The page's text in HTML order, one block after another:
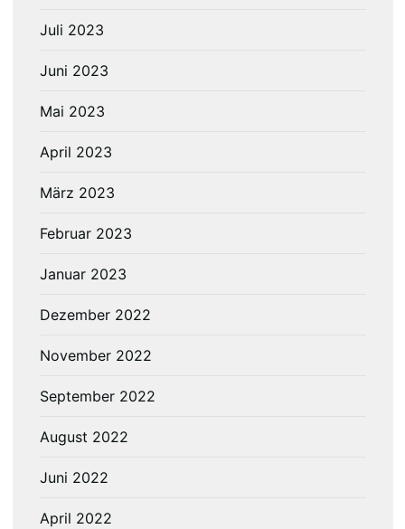
Juli 2023
Juni 2023
Mai 2023
April 2023
März 2023
Februar 2023
Januar 2023
Dezember 2022
November 2022
September 2022
August 2022
Juni 2022
April 2022